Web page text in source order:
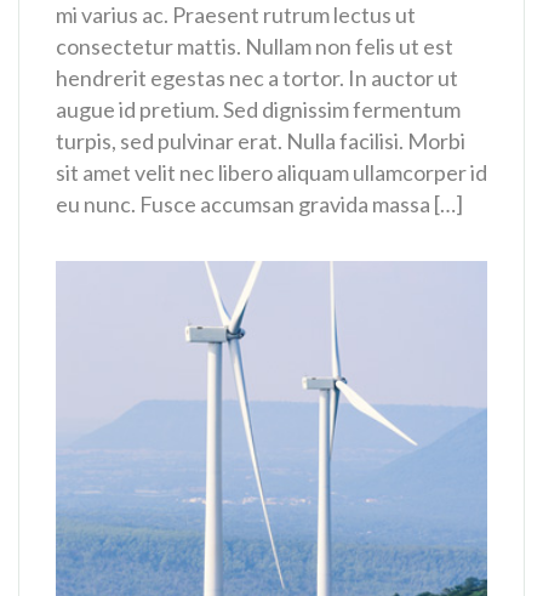
mi varius ac. Praesent rutrum lectus ut
consectetur mattis. Nullam non felis ut est
hendrerit egestas nec a tortor. In auctor ut
augue id pretium. Sed dignissim fermentum
turpis, sed pulvinar erat. Nulla facilisi. Morbi
sit amet velit nec libero aliquam ullamcorper id
eu nunc. Fusce accumsan gravida massa […]